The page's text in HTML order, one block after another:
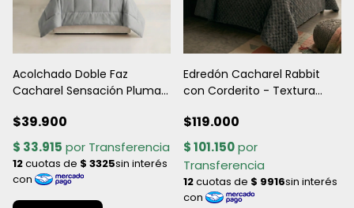
Acolchado Doble Faz
Cacharel Sensación Pluma -
$39.900
Edredón Cacharel Rabbit
con Corderito - Textura
$119.000